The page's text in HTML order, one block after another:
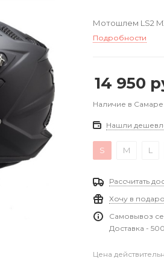
Мотошлем LS2
Подробности
14 950
Наличие в Самаре
Нашли
S M L
Рассчитать
Хочу в
Самовывоз
Доставка -
Цена